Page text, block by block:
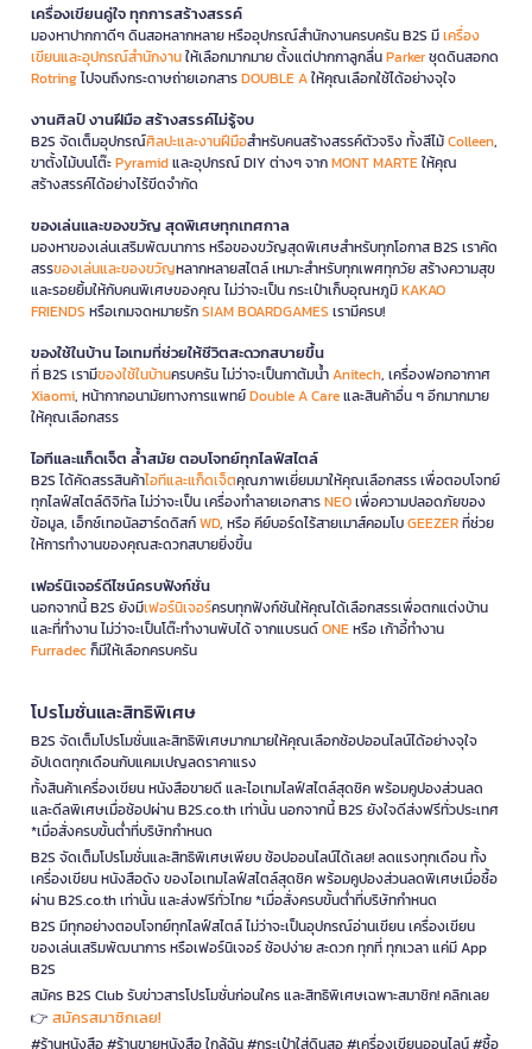
เครื่องเขียนคู่ใจ ทุกการสร้างสรรค์
มองหาปากกาดีๆ ดินสอหลากหลาย หรืออุปกรณ์สำนักงานครบครัน B2S มีเครื่อง
เขียนและอุปกรณ์สำนักงานให้เลือกมากมาย ตั้งแต่ปากกาลูกลื่นParkerชุดดินสอกด
Rotringไปจนถึงกระดาษถ่ายเอกสารDOUBLE Aให้คุณเลือกใช้ได้อย่างจุใจ
งานศิลป์ งานฝีมือ สร้างสรรค์ไม่รู้จบ
B2S จัดเต็มอุปกรณ์ศิลปะและงานฝีมือสำหรับคนสร้างสรรค์ตัวจริง ทั้งสีไม้Colleen,
ขาตั้งไม้บนโต๊ะPyramidและอุปกรณ์ DIY ต่างๆ จากMONT MARTEให้คุณ
สร้างสรรค์ได้อย่างไร้ขีดจำกัด
ของเล่นและของขวัญ สุดพิเศษทุกเทศกาล
มองหาของเล่นเสริมพัฒนาการ หรือของขวัญสุดพิเศษสำหรับทุกโอกาส B2S เราคัด
สรรของเล่นและของขวัญหลากหลายสไตล์ เหมาะสำหรับทุกเพศทุกวัย สร้างความสุข
และรอยยิ้มให้กับคนพิเศษของคุณ ไม่ว่าจะเป็น กระเป๋าเก็บอุณหภูมิKAKAO
FRIENDS หรือเกมจดหมายรักSIAM BOARDGAMES เรามีครบ!
ของใช้ในบ้าน ไอเทมที่ช่วยให้ชีวิตสะดวกสบายขึ้น
ที่ B2S เรามีของใช้ในบ้านครบครัน ไม่ว่าจะเป็นกาต้มน้ำAnitech, เครื่องฟอกอากาศ
Xiaomi, หน้ากากอนามัยทางการแพทย์Double A Careและสินค้าอื่น ๆ อีกมากมาย
ให้คุณเลือกสรร
ไอทีและแก็ดเจ็ต ล้ำสมัย ตอบโจทย์ทุกไลฟ์สไตล์
B2S ได้คัดสรรสินค้าไอทีและแก็ดเจ็ตคุณภาพเยี่ยมมาให้คุณเลือกสรร เพื่อตอบโจทย์
ทุกไลฟ์สไตล์ดิจิทัล ไม่ว่าจะเป็น เครื่องทำลายเอกสารNEOเพื่อความปลอดภัยของ
ข้อมูล, เอ็กซ์เทอนัลฮาร์ดดิสก์WD, หรือ คีย์บอร์ดไร้สายเมาส์คอมโบGEEZERที่ช่วย
ให้การทำงานของคุณสะดวกสบายยิ่งขึ้น
เฟอร์นิเจอร์ดีไซน์ครบฟังก์ชั่น
นอกจากนี้ B2S ยังมีเฟอร์นิเจอร์ครบทุกฟังก์ชันให้คุณได้เลือกสรรเพื่อตกแต่งบ้าน
และที่ทำงาน ไม่ว่าจะเป็นโต๊ะทำงานพับได้ จากแบรนด์ONEหรือ เก้าอี้ทำงาน
Furradecก็มีให้เลือกครบครัน
โปรโมชั่นและสิทธิพิเศษ
B2S จัดเต็มโปรโมชั่นและสิทธิพิเศษมากมายให้คุณเลือกช้อปออนไลน์ได้อย่างจุใจ
อัปเดตทุกเดือนกับแคมเปญลดราคาแรง
ทั้งสินค้าเครื่องเขียน หนังสือขายดี และไอเทมไลฟ์สไตล์สุดชิค พร้อมคูปองส่วนลด
และดีลพิเศษเมื่อช้อปผ่าน B2S.co.th เท่านั้น นอกจากนี้ B2S ยังใจดีส่งฟรีทั่วประเทศ
*เมื่อสั่งครบขั้นต่ำที่บริษัทกำหนด
B2S จัดเต็มโปรโมชั่นและสิทธิพิเศษเพียบ ช้อปออนไลน์ได้เลย! ลดแรงทุกเดือน ทั้ง
เครื่องเขียน หนังสือดัง ของไอเทมไลฟ์สไตล์สุดชิค พร้อมคูปองส่วนลดพิเศษเมื่อซื้อ
ผ่าน B2S.co.th เท่านั้น และส่งฟรีทั่วไทย *เมื่อสั่งครบขั้นต่ำที่บริษัทกำหนด
B2S มีทุกอย่างตอบโจทย์ทุกไลฟ์สไตล์ ไม่ว่าจะเป็นอุปกรณ์อ่านเขียน เครื่องเขียน
ของเล่นเสริมพัฒนาการ หรือเฟอร์นิเจอร์ ช้อปง่าย สะดวก ทุกที่ ทุกเวลา แค่มี App
B2S
สมัคร B2S Club รับข่าวสารโปรโมชั่นก่อนใคร และสิทธิพิเศษเฉพาะสมาชิก! คลิกเลย
👉 สมัครสมาชิกเลย!
#ร้านหนังสือ #ร้านขายหนังสือ ใกล้ฉัน #กระเป๋าใส่ดินสอ #เครื่องเขียนออนไลน์ #ซื้อ